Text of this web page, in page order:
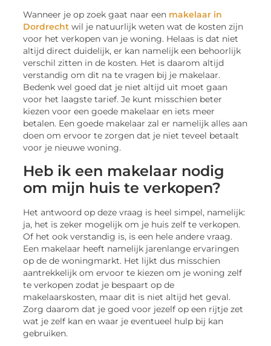
Wanneer je op zoek gaat naar een makelaar in
Dordrecht wil je natuurlijk weten wat de kosten zijn
voor het verkopen van je woning. Helaas is dat niet
altijd direct duidelijk, er kan namelijk een behoorlijk
verschil zitten in de kosten. Het is daarom altijd
verstandig om dit na te vragen bij je makelaar.
Bedenk wel goed dat je niet altijd uit moet gaan
voor het laagste tarief. Je kunt misschien beter
kiezen voor een goede makelaar en iets meer
betalen. Een goede makelaar zal er namelijk alles aan
doen om ervoor te zorgen dat je niet teveel betaalt
voor je nieuwe woning.
Heb ik een makelaar nodig
om mijn huis te verkopen?
Het antwoord op deze vraag is heel simpel, namelijk:
ja, het is zeker mogelijk om je huis zelf te verkopen.
Of het ook verstandig is, is een hele andere vraag.
Een makelaar heeft namelijk jarenlange ervaringen
op de de woningmarkt. Het lijkt dus misschien
aantrekkelijk om ervoor te kiezen om je woning zelf
te verkopen zodat je bespaart op de
makelaarskosten, maar dit is niet altijd het geval.
Zorg daarom dat je goed voor jezelf op een rijtje zet
wat je zelf kan en waar je eventueel hulp bij kan
gebruiken.